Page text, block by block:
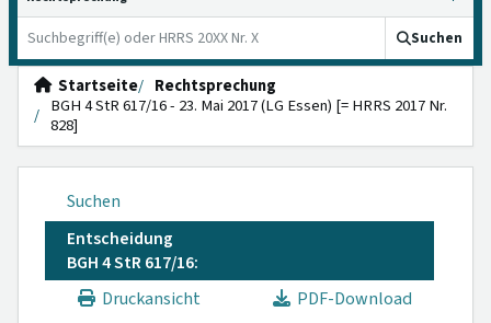
Suchen
Startseite
Rechtsprechung
BGH 4 StR 617/16 - 23. Mai 2017 (LG Essen) [= HRRS 2017 Nr.
828]
Suchen
Entscheidung
BGH 4 StR 617/16:
Druckansicht
PDF-Download